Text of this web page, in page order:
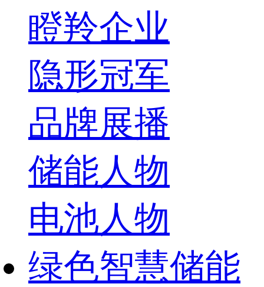
瞪羚企业
隐形冠军
品牌展播
储能人物
电池人物
绿色智慧储能